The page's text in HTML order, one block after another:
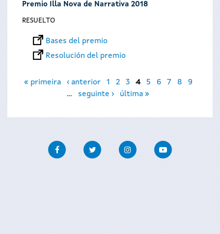
Premio Illa Nova de Narrativa 2018
RESUELTO
Bases del premio
Resolución del premio
Páginas
« primeira ‹ anterior 1 2 3 4 5 6 7 8
9
…
seguinte › última »
FacebookTwitter InstagramYoutube